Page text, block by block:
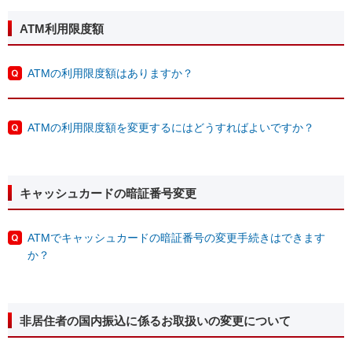
ATM利用限度額
ATMの利用限度額はありますか？
ATMの利用限度額を変更するにはどうすればよいですか？
キャッシュカードの暗証番号変更
ATMでキャッシュカードの暗証番号の変更手続きはできます
か？
非居住者の国内振込に係るお取扱いの変更について